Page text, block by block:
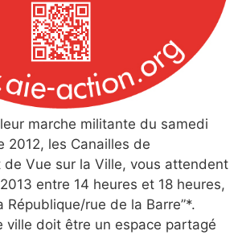
marche militante du samedi
2012, les Canailles de
de Vue sur la Ville, vous attendent
entre 14 heures et 18 heures,
République/rue de la Barre”*.
ville doit être un espace partagé